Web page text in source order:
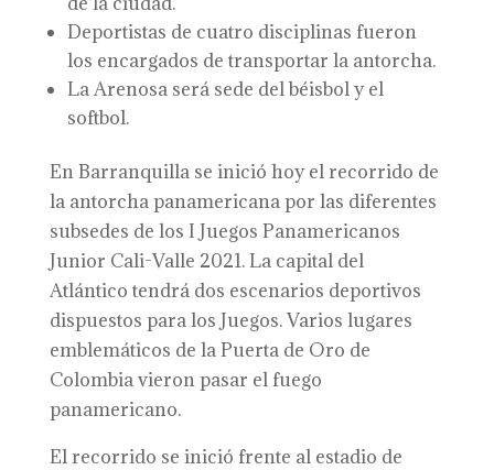
Deportistas de cuatro disciplinas fueron
los encargados de transportar la antorcha.
La Arenosa será sede del béisbol y el
softbol.
En Barranquilla se inició hoy el recorrido de
la antorcha panamericana por las diferentes
subsedes de los I Juegos Panamericanos
Junior Cali-Valle 2021. La capital del
Atlántico tendrá dos escenarios deportivos
dispuestos para los Juegos. Varios lugares
emblemáticos de la Puerta de Oro de
Colombia vieron pasar el fuego
panamericano.
El recorrido se inició frente al estadio de